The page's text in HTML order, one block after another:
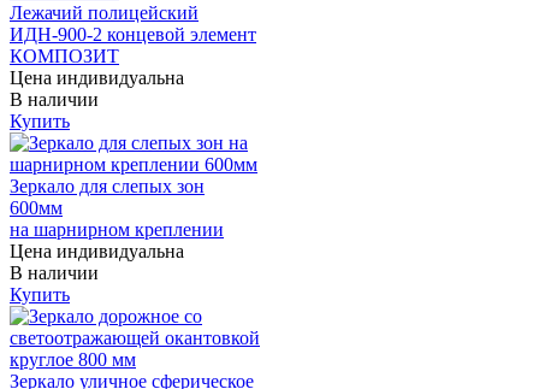
Лежачий полицейский
ИДН-900-2 концевой элемент
КОМПОЗИТ
Цена индивидуальна
В наличии
Купить
Зеркало для слепых зон
600мм
на шарнирном креплении
Цена индивидуальна
В наличии
Купить
Зеркало уличное сферическое